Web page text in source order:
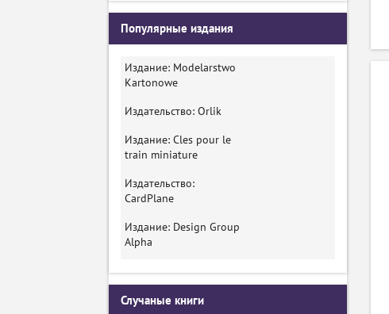
Популярные издания
Издание: Modelarstwo
Kartonowe
Издательство: Orlik
Издание: Cles pour le
train miniature
Издательство:
CardPlane
Издание: Design Group
Alpha
Случаные книги